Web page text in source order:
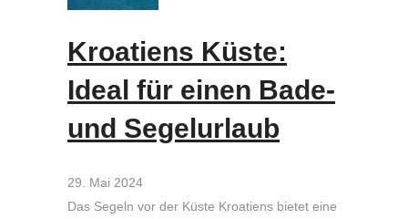
Kroatiens Küste:
Ideal für einen Bade-
und Segelurlaub
29. Mai 2024
Das Segeln vor der Küste Kroatiens bietet eine